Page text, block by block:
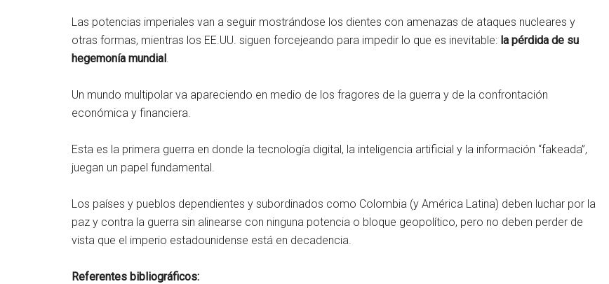
Las potencias imperiales van a seguir mostrándose los dientes con amenazas de ataques nucleares y
otras formas, mientras los EE.UU. siguen forcejeando para impedir lo que es inevitable: la pérdida de su
hegemonía mundial.
Un mundo multipolar va apareciendo en medio de los fragores de la guerra y de la confrontación
económica y financiera.
Esta es la primera guerra en donde la tecnología digital, la inteligencia artificial y la información “fakeada”,
juegan un papel fundamental.
Los países y pueblos dependientes y subordinados como Colombia (y América Latina) deben luchar por la
paz y contra la guerra sin alinearse con ninguna potencia o bloque geopolítico, pero no deben perder de
vista que el imperio estadounidense está en decadencia.
Referentes bibliográficos: